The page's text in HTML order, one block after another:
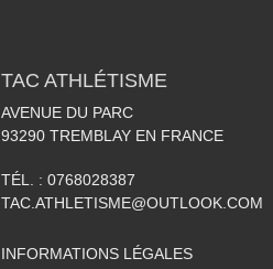
TAC ATHLÉTISME
AVENUE DU PARC
93290 TREMBLAY EN FRANCE
TÉL. : 0768028387
TAC.ATHLETISME@OUTLOOK.COM
INFORMATIONS LÉGALES